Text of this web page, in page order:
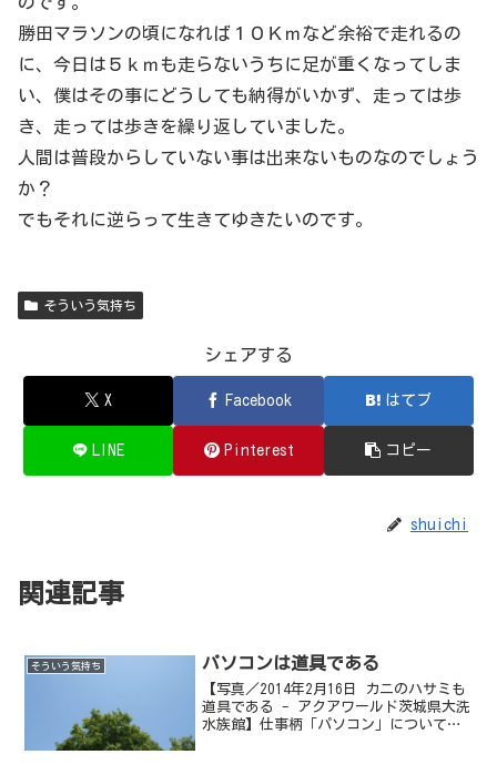
勝田マラソンの頃になれば１０Ｋｍなど余裕で走れるの
に、今日は５ｋｍも走らないうちに足が重くなってしま
い、僕はその事にどうしても納得がいかず、走っては歩
き、走っては歩きを繰り返していました。
人間は普段からしていない事は出来ないものなのでしょう
か？
でもそれに逆らって生きてゆきたいのです。
そういう気持ち
シェアする
X Facebook はてブ
LINE Pinterest コピー
shuichi
関連記事
そういう気持ち パソコンは道具である
【写真／2014年2月16日 カニのハサミも
道具である - アクアワールド茨城県大洗
水族館】仕事柄「パソコン」について教